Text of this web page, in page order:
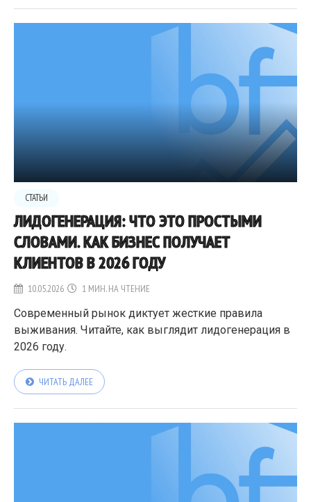
СТАТЬИ
ЛИДОГЕНЕРАЦИЯ: ЧТО ЭТО ПРОСТЫМИ
СЛОВАМИ. КАК БИЗНЕС ПОЛУЧАЕТ
КЛИЕНТОВ В 2026 ГОДУ
10.05.2026 1 МИН. НА ЧТЕНИЕ
Современный рынок диктует жесткие правила
выживания. Читайте, как выглядит лидогенерация в
2026 году.
ЧИТАТЬ ДАЛЕЕ